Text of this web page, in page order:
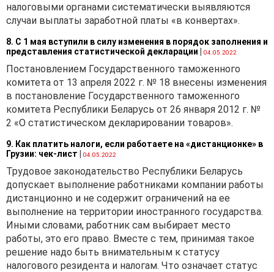
налоговыми органами систематически выявляются
случаи выплаты заработной платы «в конвертах».
8. С 1 мая вступили в силу изменения в порядок заполнения и
представления статистической декларации | 04.05.2022
Постановлением Государственного таможенного
комитета от 13 апреля 2022 г. № 18 внесены изменения
в постановление Государственного таможенного
комитета Республики Беларусь от 26 января 2012 г. №
2 «О статистическом декларировании товаров».
9. Как платить налоги, если работаете на «дистанционке» в
Грузии: чек-лист | 04.05.2022
Трудовое законодательство Республики Беларусь
допускает выполнение работниками компании работы
дистанционно и не содержит ограничений на ее
выполнение на территории иностранного государства.
Иными словами, работник сам выбирает место
работы, это его право. Вместе с тем, принимая такое
решение надо быть внимательным к статусу
налогового резидента и налогам. Что означает статус